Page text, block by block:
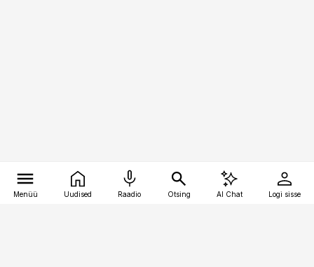
Menüü Uudised Raadio Otsing AI Chat Logi sisse